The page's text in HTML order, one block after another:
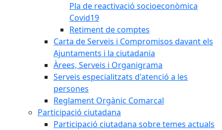
Pla de reactivació socioeconòmica
Covid19
Retiment de comptes
Carta de Serveis i Compromisos davant els
Ajuntaments i la ciutadania
Àrees, Serveis i Organigrama
Serveis especialitzats d'atenció a les
persones
Reglament Orgànic Comarcal
Participació ciutadana
Participació ciutadana sobre temes actuals